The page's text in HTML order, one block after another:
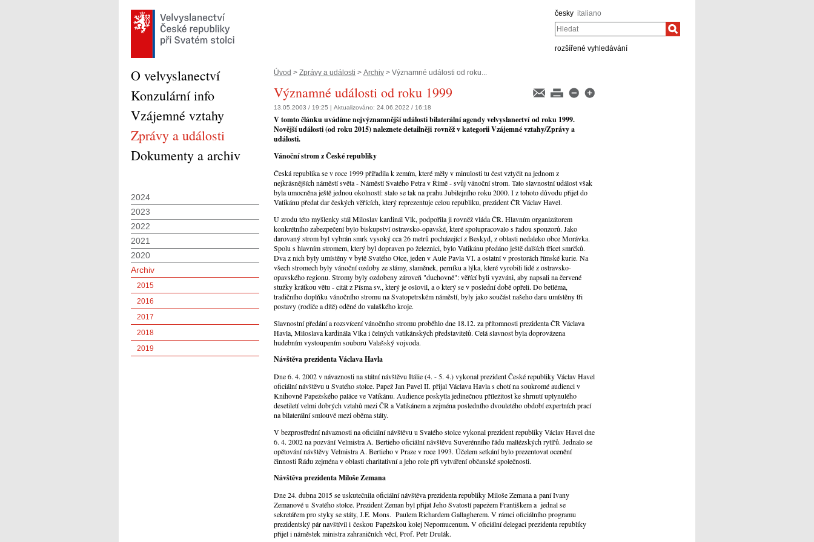
česky italiano
Hledat
rozšířené vyhledávání
Úvod > Zprávy a události > Archiv > Významné události od roku...
Významné události od roku 1999
13.05.2003 / 19:25 | Aktualizováno: 24.06.2022 / 16:18
V tomto článku uvádíme nejvýznamnější události bilaterální agendy velvyslanectví od roku 1999.
Novější události (od roku 2015) naleznete detailněji rovněž v kategorii Vzájemné vztahy/Zprávy a
události.
Vánoční strom z České republiky
Česká republika se v roce 1999 přiřadila k zemím, které měly v minulosti tu čest vztyčit na jednom z
nejkrásnějších náměstí světa - Náměstí Svatého Petra v Římě - svůj vánoční strom. Tato slavnostní událost však
byla umocněna ještě jednou okolností: stalo se tak na prahu Jubilejního roku 2000. I z tohoto důvodu přijel do
Vatikánu předat dar českých věřících, který reprezentuje celou republiku, prezident ČR Václav Havel.
U zrodu této myšlenky stál Miloslav kardinál Vlk, podpořila ji rovněž vláda ČR. Hlavním organizátorem
konkrétního zabezpečení bylo biskupství ostravsko-opavské, které spolupracovalo s řadou sponzorů. Jako
darovaný strom byl vybrán smrk vysoký cca 26 metrů pocházející z Beskyd, z oblasti nedaleko obce Morávka.
Spolu s hlavním stromem, který byl dopraven po železnici, bylo Vatikánu předáno ještě dalších třicet smrčků.
Dva z nich byly umístěny v bytě Svatého Otce, jeden v Aule Pavla VI. a ostatní v prostorách římské kurie. Na
všech stromech byly vánoční ozdoby ze slámy, slaměnek, perníku a lýka, které vyrobili lidé z ostravsko-
opavského regionu. Stromy byly ozdobeny zároveň "duchovně": věřící byli vyzváni, aby napsali na červené
stužky krátkou větu - citát z Písma sv., který je oslovil, a o který se v poslední době opřeli. Do betléma,
tradičního doplňku vánočního stromu na Svatopetrském náměstí, byly jako součást našeho daru umístěny tři
postavy (rodiče a dítě) oděné do valaškého kroje.
Slavnostní předání a rozsvícení vánočního stromu proběhlo dne 18.12. za přítomnosti prezidenta ČR Václava
Havla, Miloslava kardinála Vlka i čelných vatikánských představitelů. Celá slavnost byla doprovázena
hudebním vystoupením souboru Valašský vojvoda.
Návštěva prezidenta Václava Havla
Dne 6. 4. 2002 v návaznosti na státní návštěvu Itálie (4. - 5. 4.) vykonal prezident České republiky Václav Havel
oficiální návštěvu u Svatého stolce. Papež Jan Pavel II. přijal Václava Havla s chotí na soukromé audienci v
Knihovně Papežského paláce ve Vatikánu. Audience poskytla jedinečnou příležitost ke shrnutí uplynulého
desetiletí velmi dobrých vztahů mezi ČR a Vatikánem a zejména posledního dvouletého období expertních prací
na bilaterální smlouvě mezi oběma státy.
V bezprostřední návaznosti na oficiální návštěvu u Svatého stolce vykonal prezident republiky Václav Havel dne
6. 4. 2002 na pozvání Velmistra A. Bertieho oficiální návštěvu Suverénního řádu maltézských rytířů. Jednalo se
opětování návštěvy Velmistra A. Bertieho v Praze v roce 1993. Účelem setkání bylo prezentovat ocenění
činnosti Řádu zejména v oblasti charitativní a jeho role při vytváření občanské společnosti.
Návštěva prezidenta Miloše Zemana
Dne 24. dubna 2015 se uskutečnila oficiální návštěva prezidenta republiky Miloše Zemana a paní Ivany
Zemanové u Svatého stolce. Prezident Zeman byl přijat Jeho Svatostí papežem Františkem a jednal se
sekretářem pro styky se státy, J.E. Mons. Paulem Richardem Gallagherem. V rámci oficiálního programu
prezidentský pár navštívil i českou Papežskou kolej Nepomucenum. V oficiální delegaci prezidenta republiky
přijel i náměstek ministra zahraničních věcí, Prof. Petr Drulák.
O velvyslanectví
Konzulární info
Vzájemné vztahy
Zprávy a události
Dokumenty a archiv
2024
2023
2022
2021
2020
Archiv
2015
2016
2017
2018
2019